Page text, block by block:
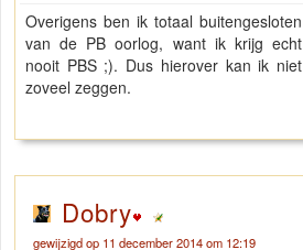
Overigens ben ik totaal buitengesloten
van de PB oorlog, want ik krijg echt
nooit PBS ;). Dus hierover kan ik niet
zoveel zeggen.
Dobry
gewijzigd op 11 december 2014 om 12:19